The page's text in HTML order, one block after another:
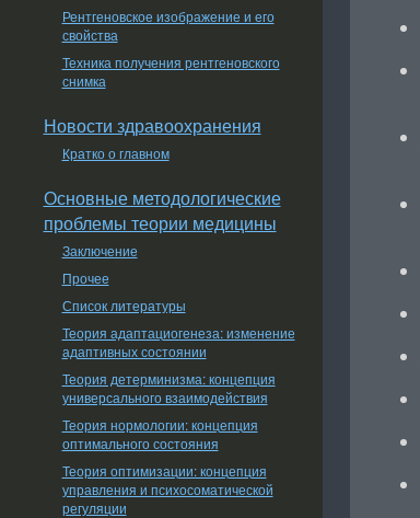
Рентгеновское изображение и его
свойства
Техника получения рентгеновского
снимка
Новости здравоохранения
Кратко о главном
Основные методологические
проблемы теории медицины
Заключение
Прочее
Список литературы
Теория адаптациогенеза: изменение
адаптивных состоянии
Теория детерминизма: концепция
универсального взаимодействия
Теория нормологии: концепция
оптимального состояния
Теория оптимизации: концепция
управления и психосоматической
регуляции